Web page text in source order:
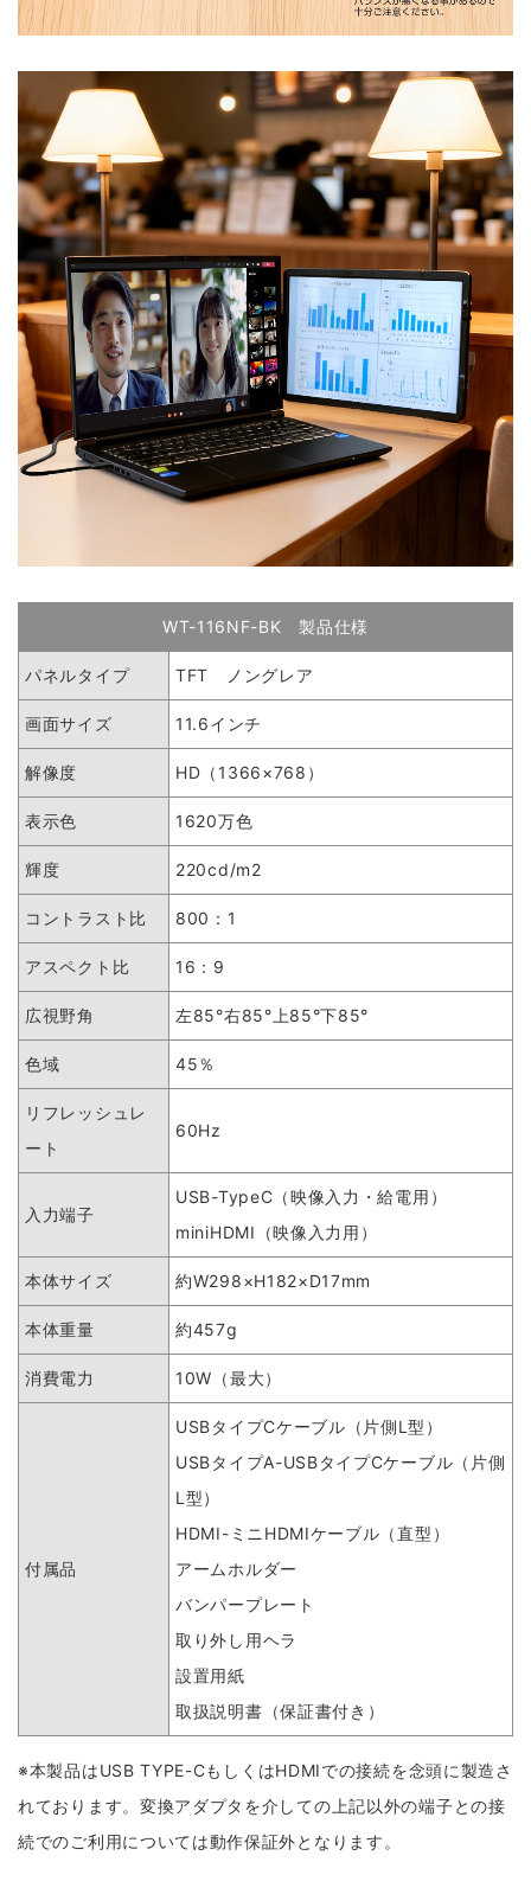
WT-116NF-BK 製品仕様
パネルタイプ TFT ノングレア
画面サイズ 11.6インチ
解像度 HD（1366×768）
表示色 1620万色
輝度 220cd/m2
コントラスト比 800：1
アスペクト比 16：9
広視野角 左85°右85°上85°下85°
色域 45％
リフレッシュレ
ート
60Hz
入力端子
USB-TypeC（映像入力・給電用）
miniHDMI（映像入力用）
本体サイズ 約W298×H182×D17mm
本体重量 約457g
消費電力 10W（最大）
付属品
USBタイプCケーブル（片側L型）
USBタイプA-USBタイプCケーブル（片側
L型）
HDMI-ミニHDMIケーブル（直型）
アームホルダー
バンパープレート
取り外し用ヘラ
設置用紙
取扱説明書（保証書付き）
※本製品はUSB TYPE-CもしくはHDMIでの接続を念頭に製造さ
れております。変換アダプタを介しての上記以外の端子との接
続でのご利用については動作保証外となります。